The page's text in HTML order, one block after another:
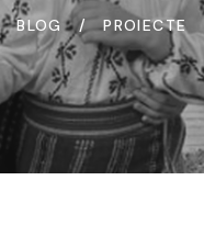
BLOG PROIECTE